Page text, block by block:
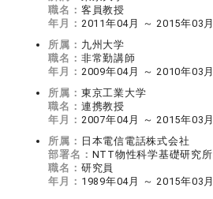
職名： 客員教授
年月： 2011年04月 ～ 2015年03月
所属： 九州大学
職名： 非常勤講師
年月： 2009年04月 ～ 2010年03月
所属： 東京工業大学
職名： 連携教授
年月： 2007年04月 ～ 2015年03月
所属： 日本電信電話株式会社
部署名： NTT物性科学基礎研究所
職名： 研究員
年月： 1989年04月 ～ 2015年03月